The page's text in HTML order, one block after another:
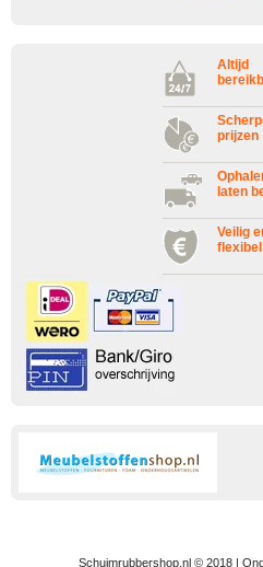
Altijd
prijzen
laten
Veilig
Schuimrubbershop.nl © 2018 |